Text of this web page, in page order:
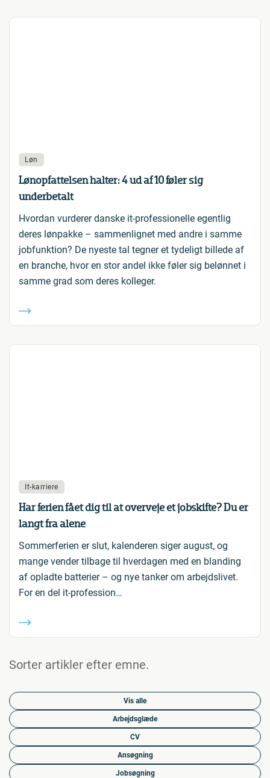
Løn
Lønopfattelsen halter: 4 ud af 10 føler sig
underbetalt
Hvordan vurderer danske it-professionelle egentlig
deres lønpakke – sammenlignet med andre i samme
jobfunktion? De nyeste tal tegner et tydeligt billede af
en branche, hvor en stor andel ikke føler sig belønnet i
samme grad som deres kolleger.
It-karriere
Har ferien fået dig til at overveje et jobskifte? Du er
langt fra alene
Sommerferien er slut, kalenderen siger august, og
mange vender tilbage til hverdagen med en blanding
af opladte batterier – og nye tanker om arbejdslivet.
For en del it-profession…
Sorter artikler efter emne.
Vis alle
Arbejdsglæde
CV
Ansøgning
Jobsøgning